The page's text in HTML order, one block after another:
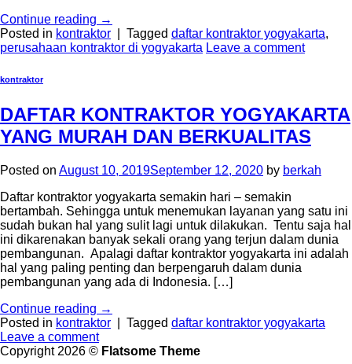
Continue reading →
Posted in kontraktor Tagged daftar kontraktor yogyakarta,
perusahaan kontraktor di yogyakarta Leave a comment
kontraktor
DAFTAR KONTRAKTOR YOGYAKARTA
YANG MURAH DAN BERKUALITAS
Posted on August 10, 2019September 12, 2020 by berkah
Daftar kontraktor yogyakarta semakin hari – semakin
bertambah. Sehingga untuk menemukan layanan yang satu ini
sudah bukan hal yang sulit lagi untuk dilakukan. Tentu saja hal
ini dikarenakan banyak sekali orang yang terjun dalam dunia
pembangunan. Apalagi daftar kontraktor yogyakarta ini adalah
hal yang paling penting dan berpengaruh dalam dunia
pembangunan yang ada di Indonesia. […]
Continue reading →
Posted in kontraktor Tagged daftar kontraktor yogyakarta
Leave a comment
Copyright 2026 © Flatsome Theme